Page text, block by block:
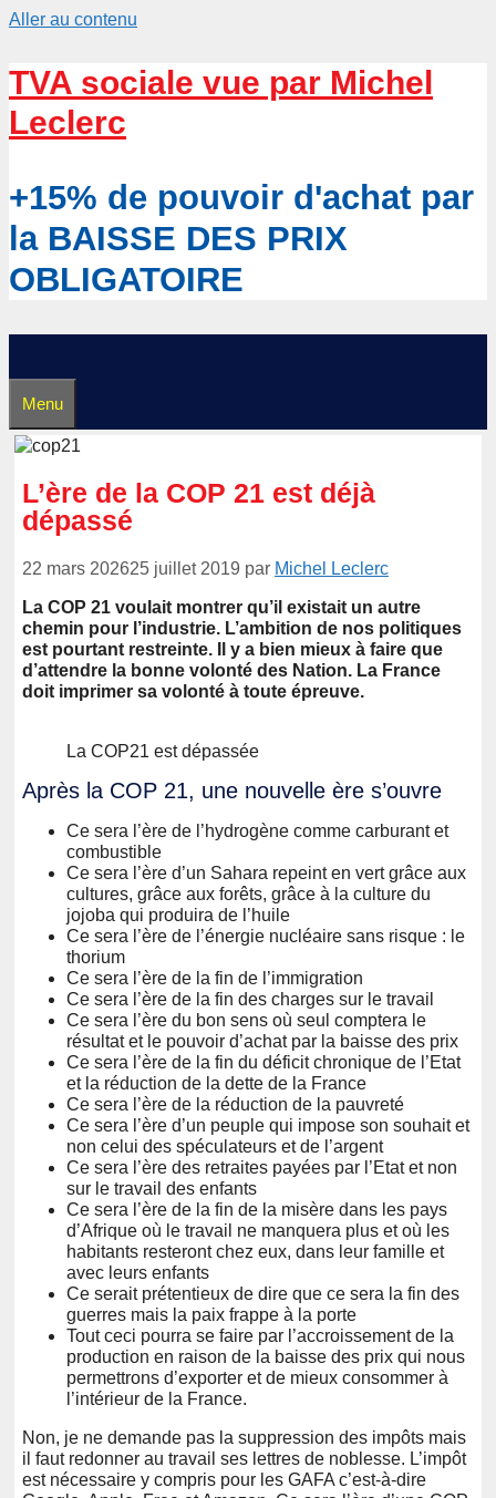
Aller au contenu
TVA sociale vue par Michel
Leclerc
+15% de pouvoir d'achat par
la BAISSE DES PRIX
OBLIGATOIRE
Menu
L’ère de la COP 21 est déjà
dépassé
22 mars 202625 juillet 2019 par Michel Leclerc
La COP 21 voulait montrer qu’il existait un autre
chemin pour l’industrie. L’ambition de nos politiques
est pourtant restreinte. Il y a bien mieux à faire que
d’attendre la bonne volonté des Nation. La France
doit imprimer sa volonté à toute épreuve.
La COP21 est dépassée
Après la COP 21, une nouvelle ère s’ouvre
Ce sera l’ère de l’hydrogène comme carburant et
combustible
Ce sera l’ère d’un Sahara repeint en vert grâce aux
cultures, grâce aux forêts, grâce à la culture du
jojoba qui produira de l’huile
Ce sera l’ère de l’énergie nucléaire sans risque : le
thorium
Ce sera l’ère de la fin de l’immigration
Ce sera l’ère de la fin des charges sur le travail
Ce sera l’ère du bon sens où seul comptera le
résultat et le pouvoir d’achat par la baisse des prix
Ce sera l’ère de la fin du déficit chronique de l’Etat
et la réduction de la dette de la France
Ce sera l’ère de la réduction de la pauvreté
Ce sera l’ère d’un peuple qui impose son souhait et
non celui des spéculateurs et de l’argent
Ce sera l’ère des retraites payées par l’Etat et non
sur le travail des enfants
Ce sera l’ère de la fin de la misère dans les pays
d’Afrique où le travail ne manquera plus et où les
habitants resteront chez eux, dans leur famille et
avec leurs enfants
Ce serait prétentieux de dire que ce sera la fin des
guerres mais la paix frappe à la porte
Tout ceci pourra se faire par l’accroissement de la
production en raison de la baisse des prix qui nous
permettrons d’exporter et de mieux consommer à
l’intérieur de la France.
Non, je ne demande pas la suppression des impôts mais
il faut redonner au travail ses lettres de noblesse. L’impôt
est nécessaire y compris pour les GAFA c’est-à-dire